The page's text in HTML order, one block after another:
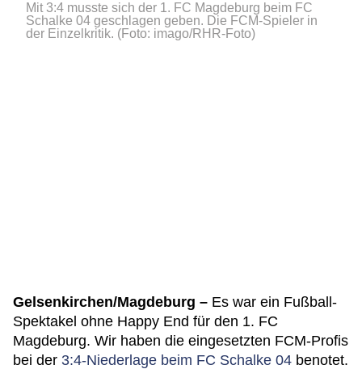
Mit 3:4 musste sich der 1. FC Magdeburg beim FC
Schalke 04 geschlagen geben. Die FCM-Spieler in
der Einzelkritik. (Foto: imago/RHR-Foto)
Gelsenkirchen/Magdeburg – Es war ein Fußball-
Spektakel ohne Happy End für den 1. FC
Magdeburg. Wir haben die eingesetzten FCM-Profis
bei der 3:4-Niederlage beim FC Schalke 04 benotet.